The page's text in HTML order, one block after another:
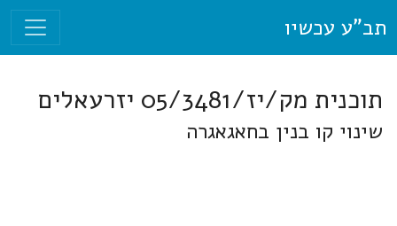
תב"ע עכשיו
תוכנית מק/יז/05/3481 יזרעאלים
שינוי קו בנין בחאגאגרה